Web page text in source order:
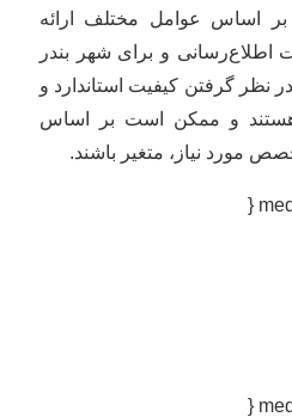
بر اساس عوامل مختلف ارائه
اطلاع‌رسانی و برای شهر بندر
نظر گرفتن کیفیت استاندارد و
هستند و ممکن است بر اساس
مورد نیاز، متغیر باشند.